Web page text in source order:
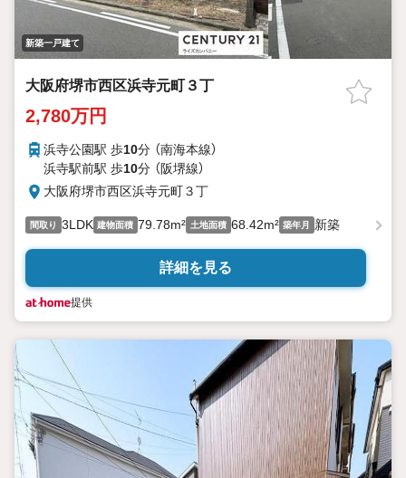
新築一戸建て
大阪府堺市西区浜寺元町３丁
2,780万円
浜寺公園駅 歩10分 （南海本線）
浜寺駅前駅 歩10分 （阪堺線）
大阪府堺市西区浜寺元町３丁
間取り 3LDK 建物面積 79.78m² 土地面積 68.42m² 築年月 新築
詳細を見る
提供